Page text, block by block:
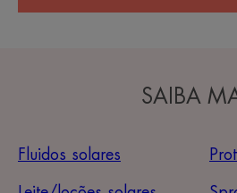
SAIBA
Fluidos solares